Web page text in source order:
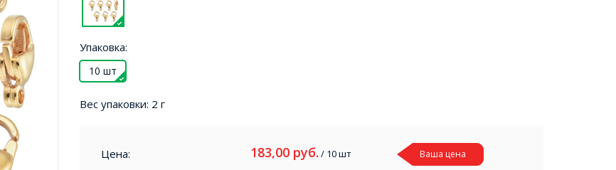
Упаковка:
10 шт
Вес упаковки: 2 г
Цена: 183,00 руб. / 10 шт Ваша цена